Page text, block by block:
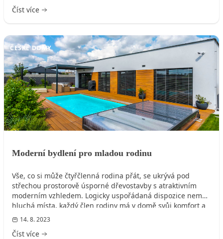
Číst více
ČESKÉ DOMY
Moderní bydlení pro mladou rodinu
Vše, co si může čtyřčlenná rodina přát, se ukrývá pod
střechou prostorově úsporné dřevostavby s atraktivním
moderním vzhledem. Logicky uspořádaná dispozice nemá
hluchá místa, každý člen rodiny má v domě svůj komfort a
své soukromí a k tomu ještě přímý výstup z pokoje na
prosluněnou terasu s nádherným bazénem.
14. 8. 2023
Číst více